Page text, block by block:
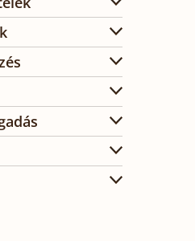
12 13
19 20